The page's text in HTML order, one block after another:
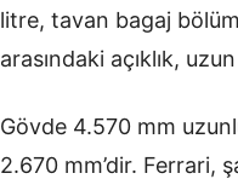
litre, tavan bagaj
arasındaki açıklık,
Gövde 4.570 mm
2.670 mm’dir. Ferrari,